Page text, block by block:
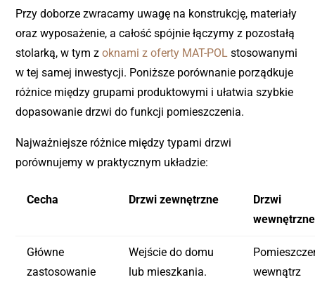
Przy doborze zwracamy uwagę na konstrukcję, materiały
oraz wyposażenie, a całość spójnie łączymy z pozostałą
stolarką, w tym zoknami z oferty MAT-POL stosowanymi
w tej samej inwestycji. Poniższe porównanie porządkuje
różnice między grupami produktowymi i ułatwia szybkie
dopasowanie drzwi do funkcji pomieszczenia.
Najważniejsze różnice między typami drzwi
porównujemy w praktycznym układzie:
Cecha Drzwi zewnętrzne
Drzwi
wewnętrzne
Główne
zastosowanie
Wejście do domu
lub mieszkania.
wewnątrz